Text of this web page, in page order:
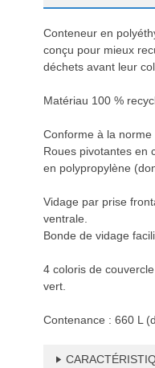
Conteneur en
conçu pour mieux
déchets avant leur
Matériau 100 %
Conforme à la norme
Roues pivotantes en
en polypropylène
Vidage par prise
ventrale.
Bonde de vidage
4 coloris de
vert.
Contenance : 660 L